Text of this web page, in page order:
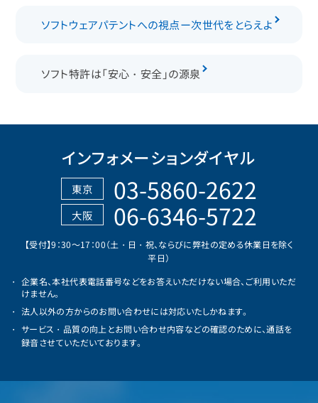
ソフトウェアパテントへの視点ー次世代をとらえよ
ソフト特許は「安心・安全」の源泉
インフォメーションダイヤル
東京 03-5860-2622
大阪 06-6346-5722
【受付】9：30～17：00（土・日・祝、ならびに弊社の定める休業日を除く
平日）
企業名、本社代表電話番号などをお答えいただけない場合、ご利用いただ
けません。
法人以外の方からのお問い合わせには対応いたしかねます。
サービス・品質の向上とお問い合わせ内容などの確認のために、通話を
録音させていただいております。